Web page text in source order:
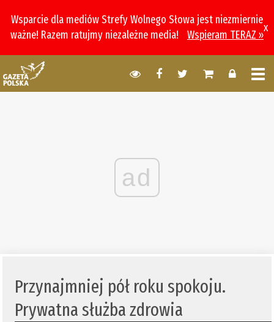
Wsparcie dla mediów Strefy Wolnego Słowa jest niezmiernie
ważne! Razem ratujmy niezależne media!
Wspieram TERAZ »
x
ad
Przynajmniej pół roku spokoju.
Prywatna służba zdrowia